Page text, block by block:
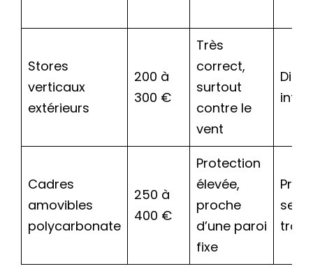
Stores
verticaux
extérieurs
200 à
300 €
Très
correct,
surtout
contre le
vent
Cadres
amovibles
polycarbonate
250 à
400 €
Protection
élevée,
proche
d’une paroi
fixe
semi